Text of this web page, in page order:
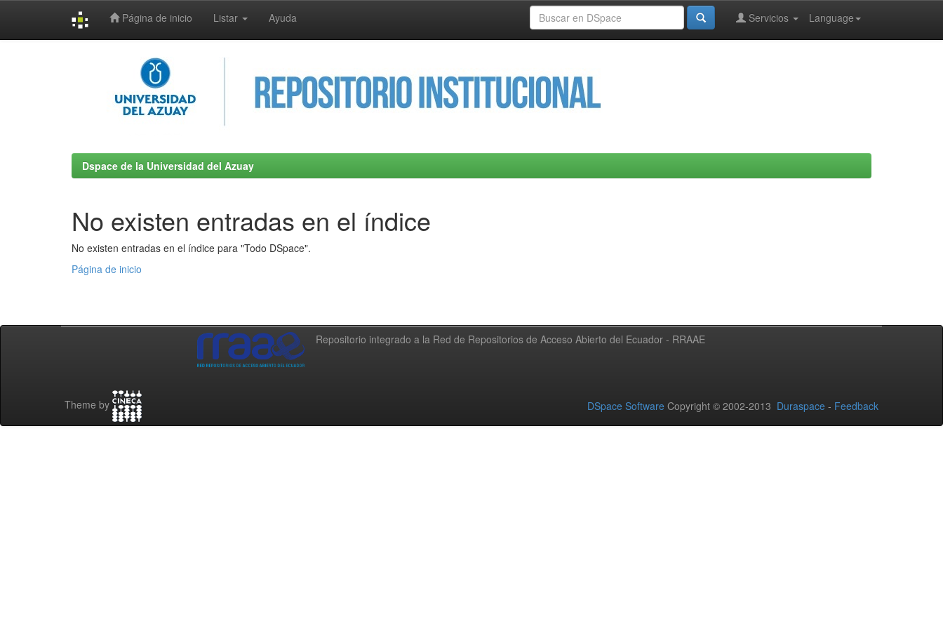
Página de inicio Listar Ayuda Language
Servicios
Dspace de la Universidad del Azuay
No existen entradas en el índice
No existen entradas en el índice para "Todo DSpace".
Página de inicio
Repositorio integrado a la Red de Repositorios de Acceso Abierto del Ecuador - RRAAE
Theme by DSpace Software Copyright © 2002-2013 Duraspace - Feedback